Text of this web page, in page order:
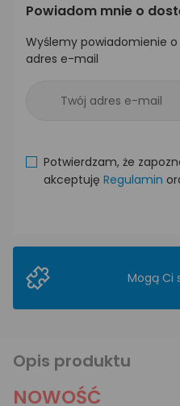
Powiadom mnie o
Wyślemy powiadomienie
adres e-mail
Potwierdzam, że
akceptuję Regulamin
Mogą Ci
Opis produktu
NOWOŚĆ